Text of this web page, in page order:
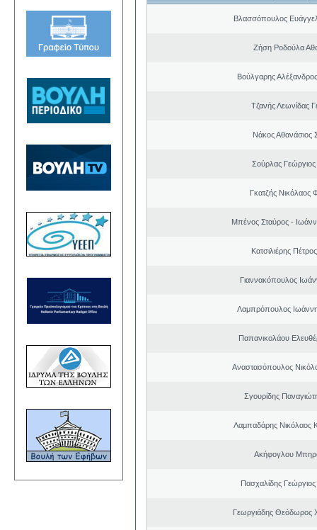
Βλασσόπουλος
Ζήση Ροδούλα
Βούλγαρης
Τζανής Λεωνίδας
Νάκος Αθανάσιος
Σούρλας
Γκατζής Νικόλαος
Μπένος Σταύρος -
Κατσιλιέρης
Γιαννακόπουλος
Λαμπρόπουλος
Παπανικολάου
Αναστασόπουλος
Σγουρίδης
Λαμπαδάρης Νικόλαος
Ακήφογλου
Πασχαλίδης
Γεωργιάδης Θεόδωρος